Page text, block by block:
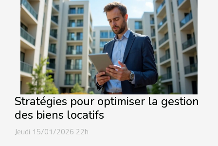
Stratégies pour optimiser la gestion
des biens locatifs
Jeudi 15/01/2026 22h